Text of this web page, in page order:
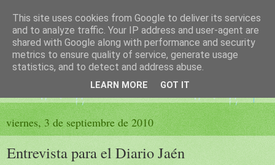
El sueño de las palabras
PÁGINA LITERARIA DE FELISA MORENO
viernes, 3 de septiembre de 2010
Entrevista para el Diario Jaén
This site uses cookies from Google to deliver its services
and to analyze traffic. Your IP address and user-agent are
shared with Google along with performance and security
metrics to ensure quality of service, generate usage
statistics, and to detect and address abuse.
LEARN MORE GOT IT